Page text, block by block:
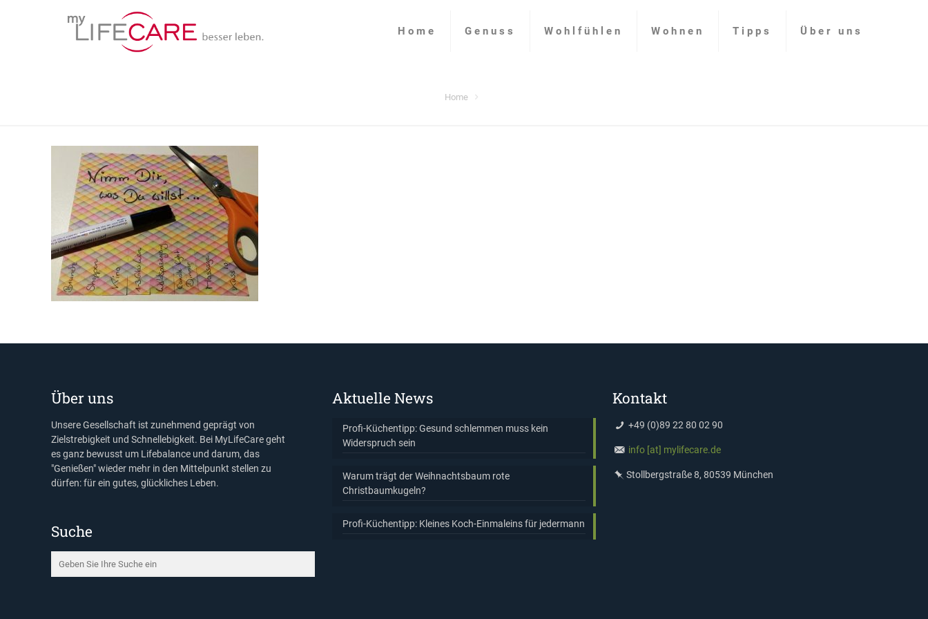
Home Genuss Wohlfühlen Wohnen Tipps Über uns
Home
Über uns
Unsere Gesellschaft ist zunehmend geprägt von
Zielstrebigkeit und Schnellebigkeit. Bei MyLifeCare geht
es ganz bewusst um Lifebalance und darum, das
"Genießen" wieder mehr in den Mittelpunkt stellen zu
dürfen: für ein gutes, glückliches Leben.
Suche
Aktuelle News
Profi-Küchentipp: Gesund schlemmen muss kein
Widerspruch sein
Warum trägt der Weihnachtsbaum rote
Christbaumkugeln?
Profi-Küchentipp: Kleines Koch-Einmaleins für jedermann
Kontakt
+49 (0)89 22 80 02 90
info [at] mylifecare.de
Stollbergstraße 8, 80539 München